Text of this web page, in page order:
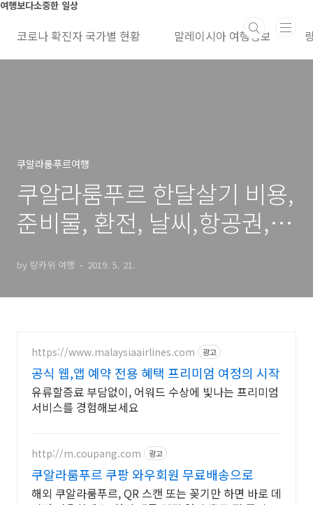
본문 바로가기
여행보다소중한 일상
코로나 확진자 국가별 현황 말레이시아 여행정보
쿠알라룸푸르여행
쿠알라룸푸르 한달살기 비용,
준비물, 환전, 날씨,항공권,음
by 랑카위 여행 2019. 5. 21.
https://www.malaysiaairlines.com 광고
공식 웹,앱 예약 전용 혜택 프리미엄 여정의 시작
유류할증료 부담없이, 어워드 수상에 빛나는 프리미엄
서비스를 경험해보세요
http://m.coupang.com 광고
쿠알라룸푸르 쿠팡 와우회원 무료배송으로
해외 쿠알라룸푸르, QR 스캔 또는 꽂기만 하면 바로 데